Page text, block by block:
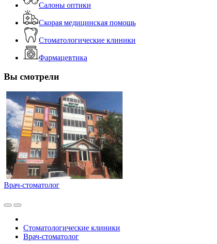
Салоны оптики
Скорая медицинская помощь
Стоматологические клиники
Фармацевтика
Вы смотрели
Врач-стоматолог
Стоматологические клиники
Врач-стоматолог